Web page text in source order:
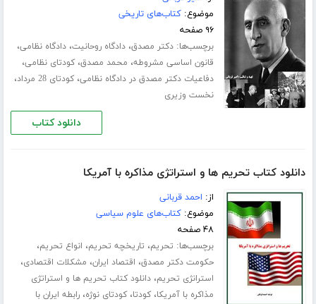
موضوع:کتاب‌های تاریخی
۹۶ صفحه
برچسب‌ها:دکتر مصدق،دادگاه روحانیت،دادگاه نظامی،
قانون اساسی مشروطه، محمد مصدق،کودتای نظامی،
دفاعیات دکتر مصدق در دادگاه نظامی،کودتای 28 مرداد ،
نخست وزیری
دانلود کتاب
دانلود کتاب تحریم ها و استراتژی مذاکره با آمریکا
از: احمد قربانی
موضوع:کتاب‌های علوم سیاسی
۴۸ صفحه
برچسب‌ها: تحریم، تاریخچه تحریم، انواع تحریم،
حکومت دکتر مصدق، اقتصاد ایران، مشکلات اقتصادی،
استرانژی تحریم،دانلود کتاب تحریم ها و استراتژی
مذاکره با آمریکا،کودتا،کودتای نوژه،رابطه ایران با